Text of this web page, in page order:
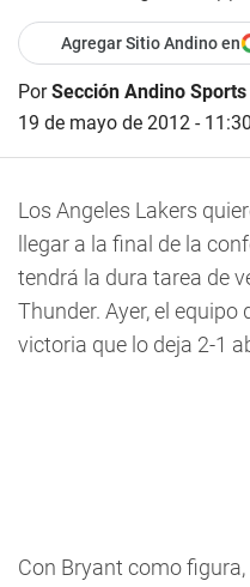
Agregar Sitio Andino en
PorSección Andino Sports
19 de mayo de 2012 - 11:30
Los Angeles Lakers
llegar a la final de la
tendrá la dura tarea de
Thunder. Ayer, el
victoria que lo deja 2-1
Con Bryant como figura,